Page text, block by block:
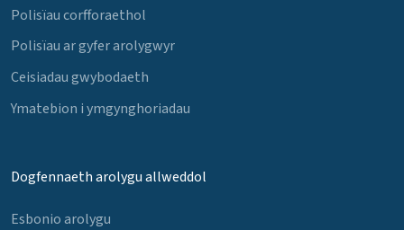
Polisïau corfforaethol
Polisïau ar gyfer arolygwyr
Ceisiadau gwybodaeth
Ymatebion i ymgynghoriadau
Dogfennaeth arolygu allweddol
Esbonio arolygu